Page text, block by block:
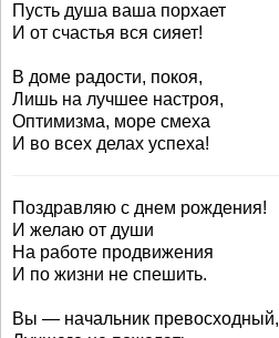
Пусть душа ваша порхает
И от счастья вся сияет!
В доме радости, покоя,
Лишь на лучшее настроя,
Оптимизма, море смеха
И во всех делах успеха!
Поздравляю с днем рождения!
И желаю от души
На работе продвижения
И по жизни не спешить.
Вы — начальник превосходный,